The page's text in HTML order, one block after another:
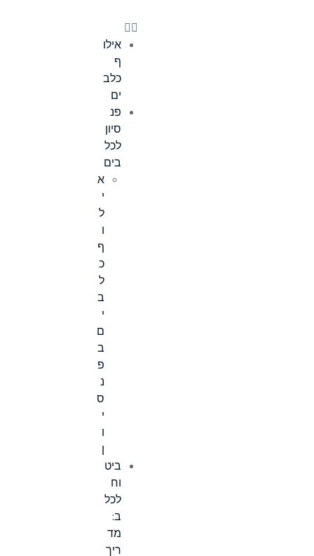
אילו
ף
כלב
ים
פנ
סיון
לכל
בים
א
י
ל
ו
ף
כ
ל
ב
י
ם
ב
פ
נ
ס
י
ו
ן
ביט
וח
לכל
ב:
מד
ריך